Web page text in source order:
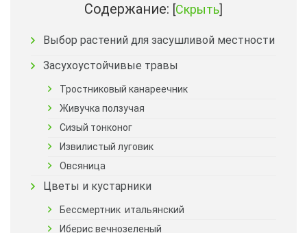
Содержание: [Скрыть]
Выбор растений для засушливой местности
Засухоустойчивые травы
Тростниковый канареечник
Живучка ползучая
Сизый тонконог
Извилистый луговик
Овсяница
Цветы и кустарники
Бессмертник итальянский
Иберис вечнозеленый